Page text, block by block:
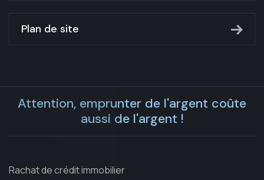
Plan de site
Attention, emprunter de l'argent coûte
aussi de l'argent !
Rachat de crédit immobilier